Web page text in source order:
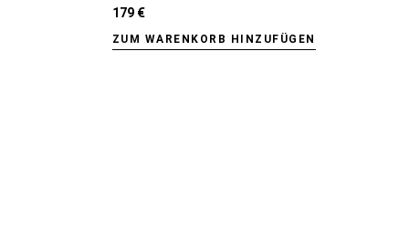
179 €
ZUM WARENKORB HINZUFÜGEN